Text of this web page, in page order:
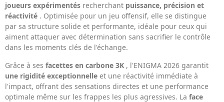
joueurs expérimentés recherchant puissance, précision et
réactivité . Optimisée pour un jeu offensif, elle se distingue
par sa structure solide et performante, idéale pour ceux qui
aiment attaquer avec détermination sans sacrifier le contrôle
dans les moments clés de l'échange.
Grâce à ses facettes en carbone 3K , l'ENIGMA 2026 garantit
une rigidité exceptionnelle et une réactivité immédiate à
l'impact, offrant des sensations directes et une performance
optimale même sur les frappes les plus agressives. La face